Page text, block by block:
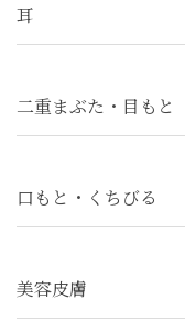
耳
二重まぶた・目もと
口もと・くちびる
美容皮膚